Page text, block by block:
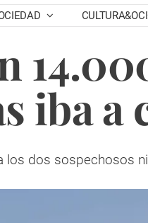
iba a
los dos sospechosos